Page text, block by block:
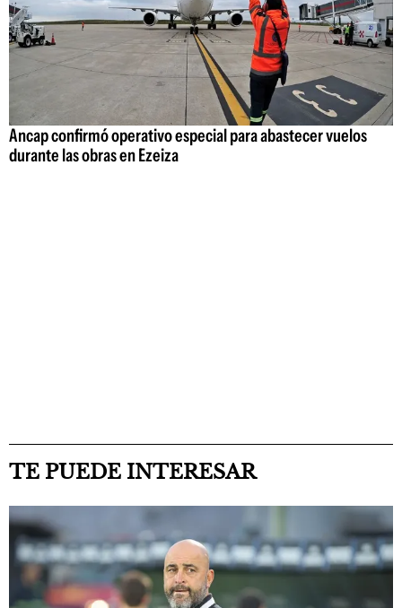
Ancap confirmó operativo especial para abastecer vuelos
durante las obras en Ezeiza
TE PUEDE INTERESAR